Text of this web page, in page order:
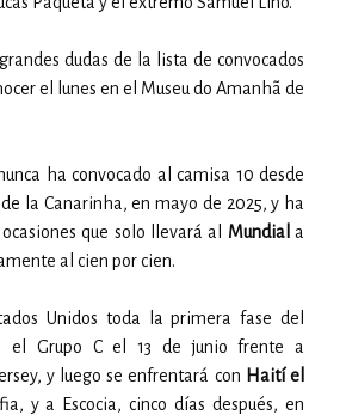
dudas de la lista de convocados
el lunes en el Museu do Amanhã de
ha convocado al camisa 10 desde
la Canarinha, en mayo de 2025, y ha
que solo llevará al Mundial a
al cien por cien.
Unidos toda la primera fase del
el Grupo C el 13 de junio frente a
y luego se enfrentará con Haití el
y a Escocia, cinco días después, en